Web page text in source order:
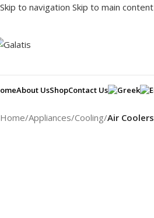
Skip to navigation Skip to main content
About UsShopContact Us
Home/Appliances/Cooling/Air Coolers